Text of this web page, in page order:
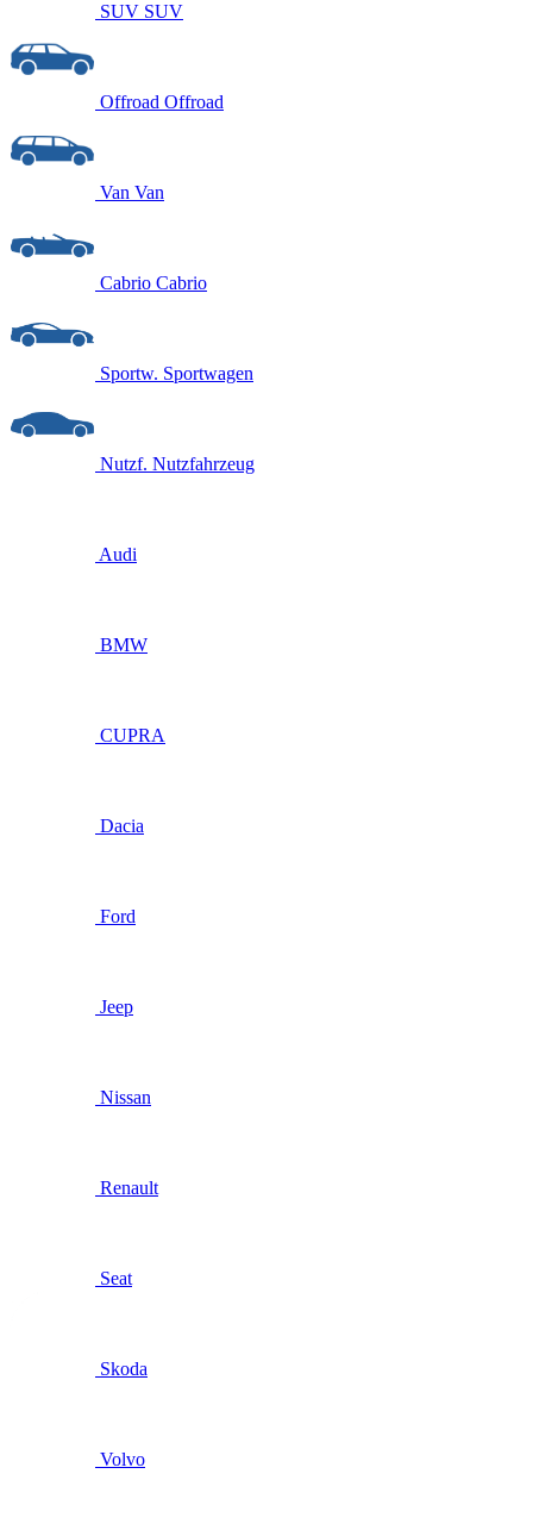
SUV SUV
Offroad Offroad
Van Van
Cabrio Cabrio
Sportw. Sportwagen
Nutzf. Nutzfahrzeug
Audi
BMW
CUPRA
Dacia
Ford
Jeep
Nissan
Renault
Seat
Skoda
Volvo